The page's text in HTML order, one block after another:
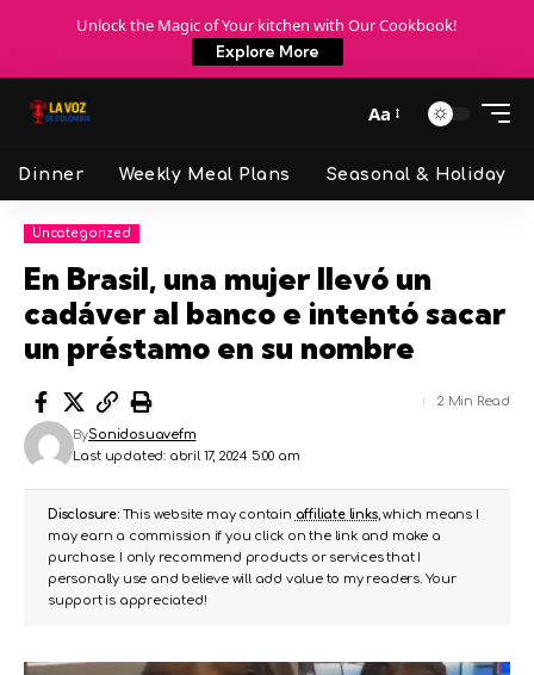
Unlock the Magic of Your kitchen with Our Cookbook!
Explore More
Aa
Dinner Weekly Meal Plans Seasonal & Holiday
Uncategorized
En Brasil, una mujer llevó un
cadáver al banco e intentó sacar
un préstamo en su nombre
Last updated: abril 17, 2024 5:00 am
BySonidosuavefm
2 Min Read
Disclosure:This website may contain affiliate links, which means I
may earn a commission if you click on the link and make a
purchase. I only recommend products or services that I
personally use and believe will add value to my readers. Your
support is appreciated!